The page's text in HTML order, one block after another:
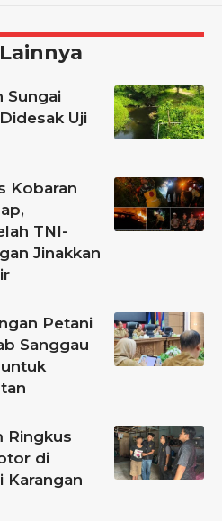
Sungai
Uji
Kobaran
TNI-
Jinakkan
Petani
Sanggau
Ringkus
di
Karangan